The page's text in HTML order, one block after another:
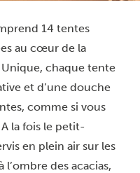
14 tentes
au cœur de la
chaque tente
et d’une douche
comme si vous
la fois le petit-
en plein air sur les
l’ombre des acacias,